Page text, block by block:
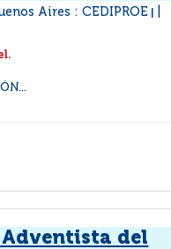
Aires : CEDIPROE
del